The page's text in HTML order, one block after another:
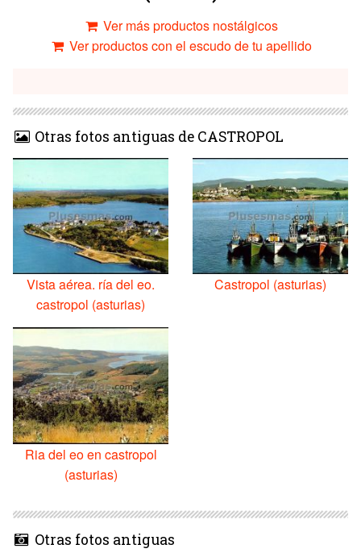
Ver más productos nostálgicos
Ver productos con el escudo de tu apellido
Otras fotos antiguas de CASTROPOL
Vista aérea. ría del eo.
castropol (asturias)
Castropol (asturias)
Ria del eo en castropol
(asturias)
Otras fotos antiguas